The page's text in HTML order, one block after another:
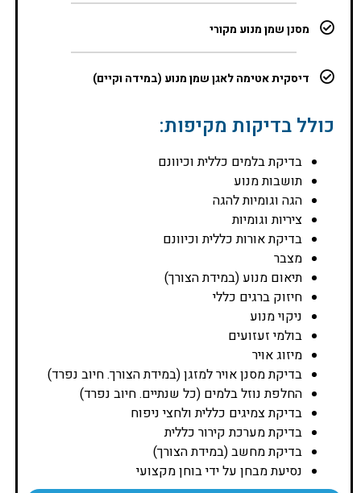
מסנן שמן מנוע מקורי
דיסקית אטימה לאגן שמן מנוע (במידה וקיים)
כולל בדיקות מקיפות:
בדיקת בלמים כללית וכיוונם
תושבות מנוע
הגה וגומיות להגה
ציריות וגומיות
בדיקת אורות כללית וכיוונם
מצבר
תיאום מנוע (במידת הצורך)
חיזוק ברגים כללי
ניקוי מנוע
בולמי זעזועים
מיזוג אויר
בדיקת מסנן אויר למזגן (במידת הצורך. חיוב נפרד)
החלפת נוזל בלמים (כל שנתיים. חיוב נפרד)
בדיקת צמיגים כללית ולחצי ניפוח
בדיקת מערכת קירור כללית
בדיקת מחשב (במידת הצורך)
נסיעת מבחן על ידי בוחן מקצועי